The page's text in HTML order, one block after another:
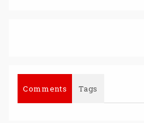
Comments Tags